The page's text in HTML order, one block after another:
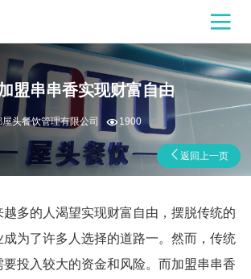
返回上一页
盟串串香实现财富自由
屋头餐饮管理有限公司 1900
多的人渴望实现财富自由，摆脱传统的
为了许多人选择的道路一。然而，传统
投入较大的资金和风险。而加盟串串香